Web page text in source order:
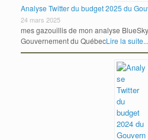
Analyse Twitter du budget 2025 du
24 mars 2025
mes gazouillis de mon analyse
Gouvernement du QuébecLire la suite...